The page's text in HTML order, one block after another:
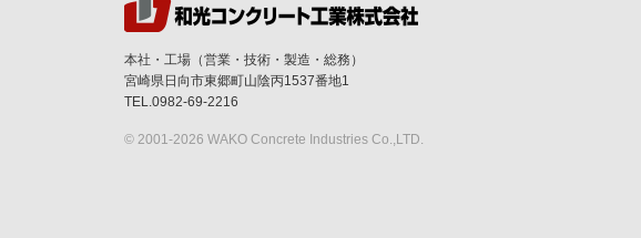
本社・工場（営業・技術・製造・総務）
宮崎県日向市東郷町山陰丙1537番地1
TEL.0982-69-2216
© 2001-2026 WAKO Concrete Industries Co.,LTD.